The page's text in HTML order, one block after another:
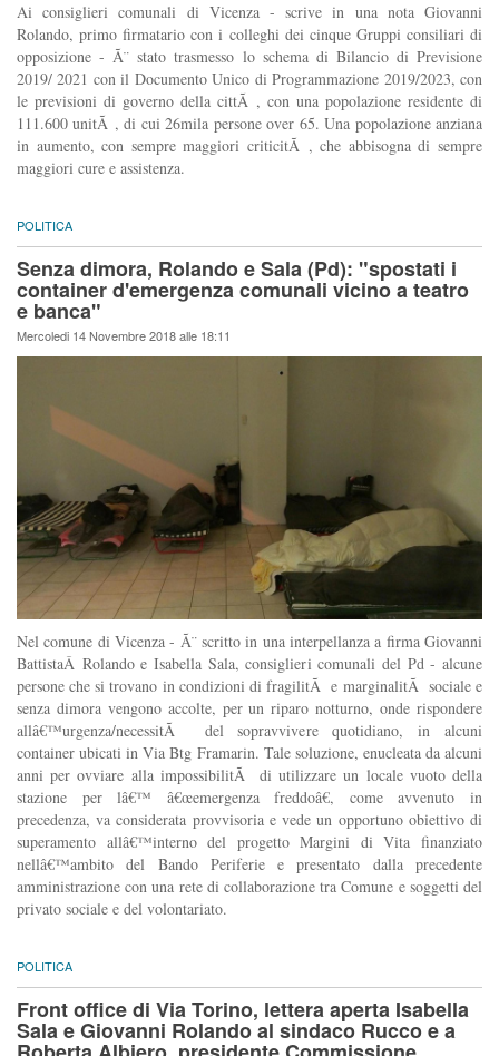
Ai consiglieri comunali di Vicenza - scrive in una nota Giovanni
Rolando, primo firmatario con i colleghi dei cinque Gruppi consiliari di
opposizione - Ã¨ stato trasmesso lo schema di Bilancio di Previsione
2019/ 2021 con il Documento Unico di Programmazione 2019/2023, con
le previsioni di governo della cittÃ , con una popolazione residente di
111.600 unitÃ , di cui 26mila persone over 65. Una popolazione anziana
in aumento, con sempre maggiori criticitÃ , che abbisogna di sempre
maggiori cure e assistenza.
POLITICA
Senza dimora, Rolando e Sala (Pd): "spostati i
container d'emergenza comunali vicino a teatro
e banca"
Mercoledi 14 Novembre 2018 alle 18:11
Nel comune di Vicenza - Ã¨ scritto in una interpellanza a firma Giovanni
BattistaÂ Rolando e Isabella Sala, consiglieri comunali del Pd - alcune
persone che si trovano in condizioni di fragilitÃ e marginalitÃ sociale e
senza dimora vengono accolte, per un riparo notturno, onde rispondere
allâ€™urgenza/necessitÃ del sopravvivere quotidiano, in alcuni
container ubicati in Via Btg Framarin. Tale soluzione, enucleata da alcuni
anni per ovviare alla impossibilitÃ di utilizzare un locale vuoto della
stazione per lâ€™ â€œemergenza freddoâ€, come avvenuto in
precedenza, va considerata provvisoria e vede un opportuno obiettivo di
superamento allâ€™interno del progetto Margini di Vita finanziato
nellâ€™ambito del Bando Periferie e presentato dalla precedente
amministrazione con una rete di collaborazione tra Comune e soggetti del
privato sociale e del volontariato.
POLITICA
Front office di Via Torino, lettera aperta Isabella
Sala e Giovanni Rolando al sindaco Rucco e a